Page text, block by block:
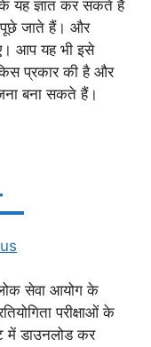
यह ज्ञात कर सकते हैं
पूछे जाते हैं। और
आप यह भी इसे
प्रकार की है और
बना सकते हैं।
सेवा आयोग के
परीक्षाओं के
में डाउनलोड कर